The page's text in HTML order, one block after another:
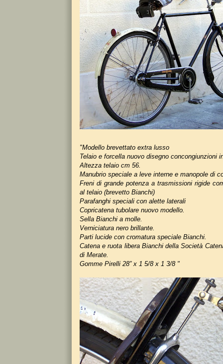
"Modello brevettato extra lusso
Telaio e forcella nuovo disegno concongiunzioni
Altezza telaio cm 56.
Manubrio speciale a leve interne e manopole di
Freni di grande potenza a trasmissioni rigide
al telaio (brevetto Bianchi)
Parafanghi speciali con alette laterali
Copricatena tubolare nuovo modello.
Sella Bianchi a molle.
Verniciatura nero brillante.
Parti lucide con cromatura speciale Bianchi.
Catena e ruota libera Bianchi della Società
di Merate.
Gomme Pirelli 28” x 1 5/8 x 1 3/8 "